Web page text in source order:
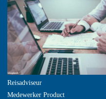
Reisadviseur
Medewerker Product